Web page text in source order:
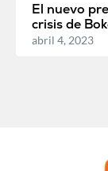
El nuevo
crisis de
abril 4, 2023